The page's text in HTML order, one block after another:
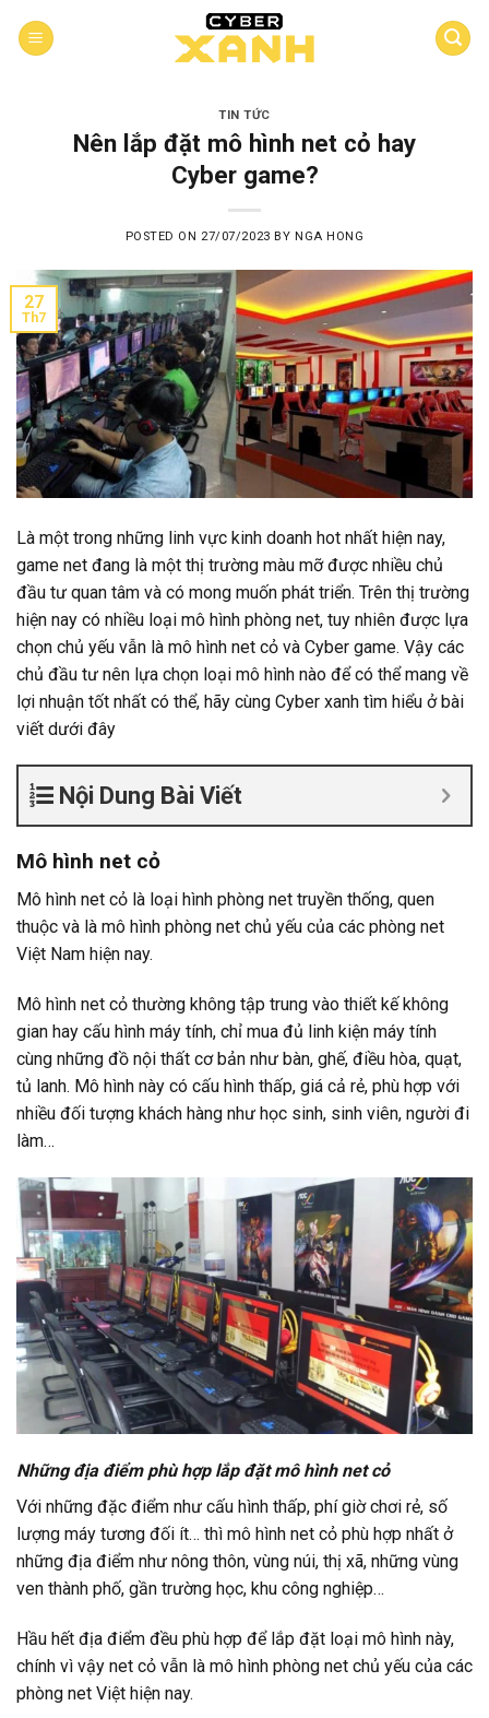
TIN TỨC
Nên lắp đặt mô hình net cỏ hay
Cyber game?
POSTED ON 27/07/2023 BY NGA HONG
27
Th7
Là một trong những linh vực kinh doanh hot nhất hiện nay,
game net đang là một thị trường màu mỡ được nhiều chủ
đầu tư quan tâm và có mong muốn phát triển. Trên thị trường
hiện nay có nhiều loại mô hình phòng net, tuy nhiên được lựa
chọn chủ yếu vẫn là mô hình net cỏ và Cyber game. Vậy các
chủ đầu tư nên lựa chọn loại mô hình nào để có thể mang về
lợi nhuận tốt nhất có thể, hãy cùng Cyber xanh tìm hiểu ở bài
viết dưới đây
Nội Dung Bài Viết
Mô hình net cỏ
Mô hình net cỏ là loại hình phòng net truyền thống, quen
thuộc và là mô hình phòng net chủ yếu của các phòng net
Việt Nam hiện nay.
Mô hình net cỏ thường không tập trung vào thiết kế không
gian hay cấu hình máy tính, chỉ mua đủ linh kiện máy tính
cùng những đồ nội thất cơ bản như bàn, ghế, điều hòa, quạt,
tủ lanh. Mô hình này có cấu hình thấp, giá cả rẻ, phù hợp với
nhiều đối tượng khách hàng như học sinh, sinh viên, người đi
làm…
Những địa điểm phù hợp lắp đặt mô hình net cỏ
Với những đặc điểm như cấu hình thấp, phí giờ chơi rẻ, số
lượng máy tương đối ít… thì mô hình net cỏ phù hợp nhất ở
những địa điểm như nông thôn, vùng núi, thị xã, những vùng
ven thành phố, gần trường học, khu công nghiệp…
Hầu hết địa điểm đều phù hợp để lắp đặt loại mô hình này,
chính vì vậy net cỏ vẫn là mô hình phòng net chủ yếu của các
phòng net Việt hiện nay.